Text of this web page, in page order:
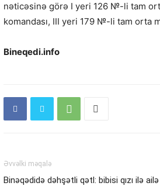
nəticəsinə görə I yeri 126 №-li tam
komandası, III yeri 179 №-li tam orta
Bineqedi.info
Əvvəlki məqalə
Binəqədidə dəhşətli qətl: bibisi qızı ilə